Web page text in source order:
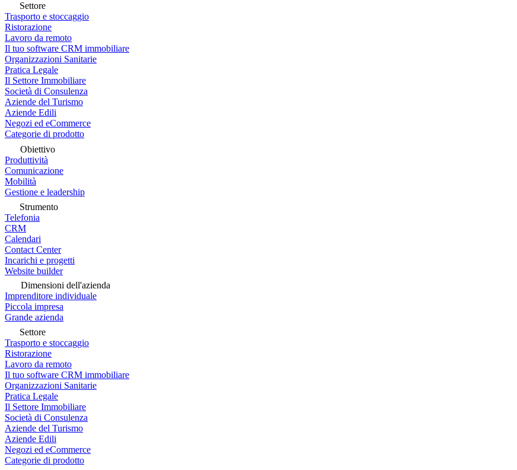
Settore
Trasporto e stoccaggio
Ristorazione
Lavoro da remoto
Il tuo software CRM immobiliare
Organizzazioni Sanitarie
Pratica Legale
Il Settore Immobiliare
Società di Consulenza
Aziende del Turismo
Aziende Edili
Negozi ed eCommerce
Categorie di prodotto
Obiettivo
Produttività
Comunicazione
Mobilità
Gestione e leadership
Strumento
Telefonia
CRM
Calendari
Contact Center
Incarichi e progetti
Website builder
Dimensioni dell'azienda
Imprenditore individuale
Piccola impresa
Grande azienda
Settore
Trasporto e stoccaggio
Ristorazione
Lavoro da remoto
Il tuo software CRM immobiliare
Organizzazioni Sanitarie
Pratica Legale
Il Settore Immobiliare
Società di Consulenza
Aziende del Turismo
Aziende Edili
Negozi ed eCommerce
Categorie di prodotto